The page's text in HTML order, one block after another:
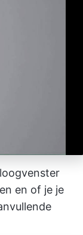
en of je je